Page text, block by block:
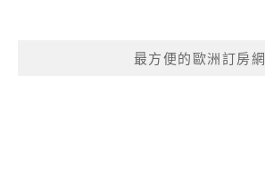
最方便的歐洲訂房網